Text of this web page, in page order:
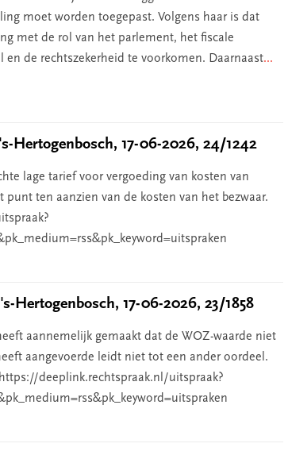
moet worden toegepast. Volgens haar is dat
met de rol van het parlement, het fiscale
en de rechtszekerheid te voorkomen. Daarnaast...
Hertogenbosch, 17-06-2026, 24/1242
lage tarief voor vergoeding van kosten van
ten aanzien van de kosten van het bezwaar.
Hertogenbosch, 17-06-2026, 23/1858
aannemelijk gemaakt dat de WOZ-waarde niet
aangevoerde leidt niet tot een ander oordeel.
deeplink.rechtspraak.nl/uitspraak?